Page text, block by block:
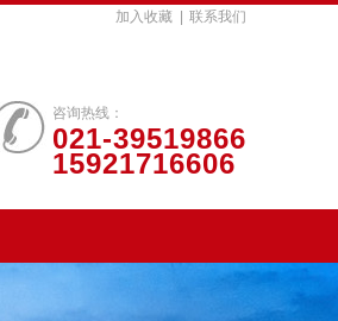
加入收藏 联系我们
咨询热线：
021-39519866
15921716606